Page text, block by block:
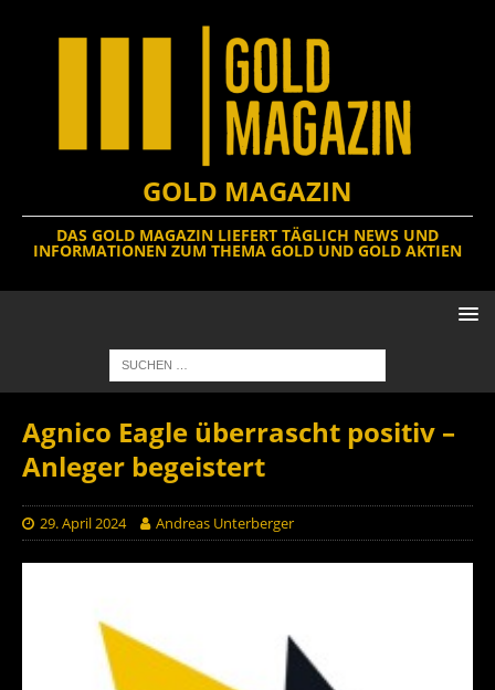
GOLD MAGAZIN
DAS GOLD MAGAZIN LIEFERT TÄGLICH NEWS UND
INFORMATIONEN ZUM THEMA GOLD UND GOLD AKTIEN
Agnico Eagle überrascht positiv –
Anleger begeistert
29. April 2024 Andreas Unterberger